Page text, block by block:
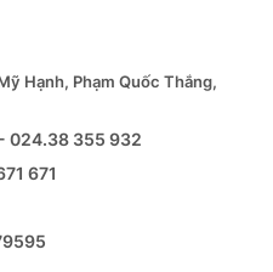
Hạnh, Phạm Quốc Thắng,
024.38 355 932
671